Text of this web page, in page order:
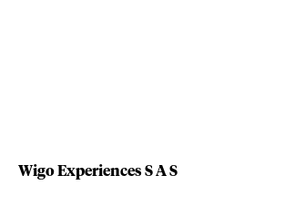
Wigo Experiences S A S